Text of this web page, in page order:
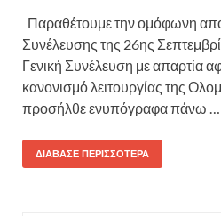
Παραθέτουμε την ομόφωνη
Συνέλευσης της 26ης
Γενική Συνέλευση με απαρτία
κανονισμό λειτουργίας της
προσήλθε ενυπόγραφα πάνω …
ΔΙΆΒΑΣΕ ΠΕΡΙΣΣΌΤΕΡΑ